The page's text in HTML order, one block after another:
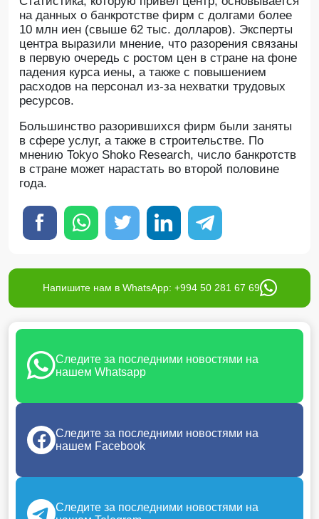
на данных о банкротстве фирм с долгами более
10 млн иен (свыше 62 тыс. долларов). Эксперты
центра выразили мнение, что разорения связаны
в первую очередь с ростом цен в стране на фоне
падения курса иены, а также с повышением
расходов на персонал из-за нехватки трудовых
ресурсов.
Большинство разорившихся фирм были заняты
в сфере услуг, а также в строительстве. По
мнению Tokyo Shoko Research, число банкротств
в стране может нарастать во второй половине
года.
Напишите нам в WhatsApp: +994 50 281 67 69
Следите за последними новостями на
нашем Whatsapp
Следите за последними новостями на
нашем Facebook
Следите за последними новостями на